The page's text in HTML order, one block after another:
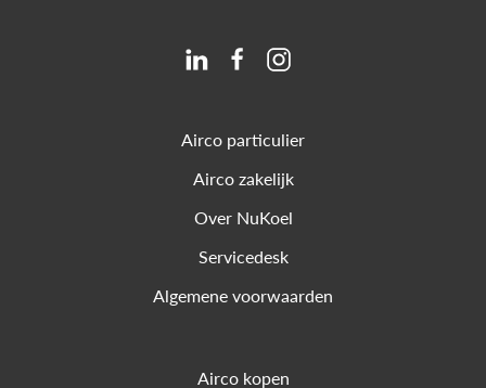
Airco particulier
Airco zakelijk
Over NuKoel
Servicedesk
Algemene voorwaarden
Airco kopen